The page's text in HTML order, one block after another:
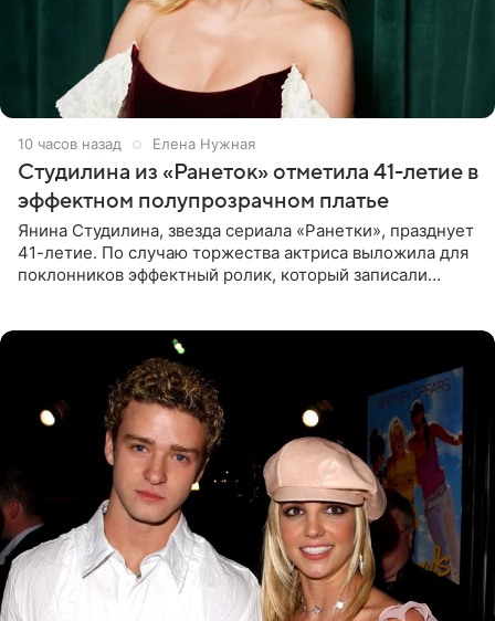
10 часов назад Елена Нужная
Студилина из «Ранеток» отметила 41-летие в
эффектном полупрозрачном платье
Янина Студилина, звезда сериала «Ранетки», празднует
41-летие. По случаю торжества актриса выложила для
поклонников эффектный ролик, который записали